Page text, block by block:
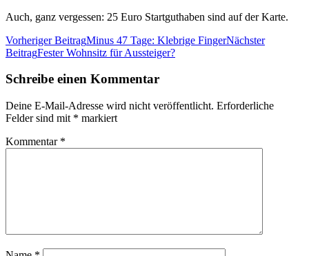
Auch, ganz vergessen: 25 Euro Startguthaben sind auf der Karte.
Beitrags-
Navigation
Vorheriger BeitragMinus 47 Tage: Klebrige FingerNächster
BeitragFester Wohnsitz für Aussteiger?
Schreibe einen Kommentar
Deine E-Mail-Adresse wird nicht veröffentlicht. Erforderliche
Felder sind mit * markiert
Kommentar *